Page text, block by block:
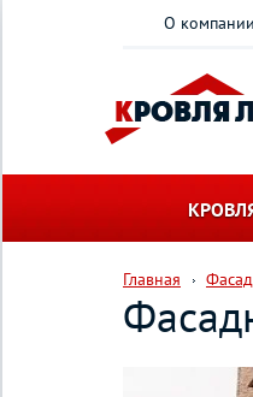
О компании
Главная Фасад